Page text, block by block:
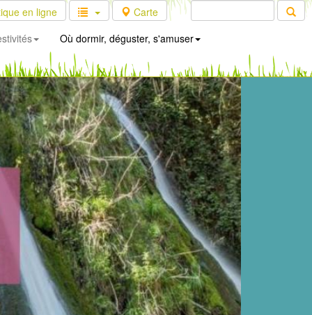
en ligne
Carte
Où dormir, déguster, s'amuser